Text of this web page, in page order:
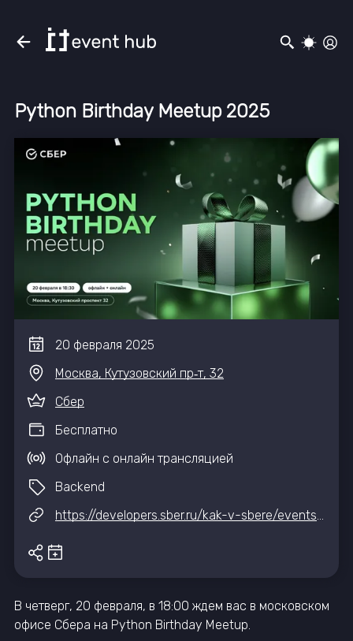
Python Birthday Meetup 2025
20 февраля 2025
Москва, Кутузовский пр‑т, 32
Сбер
Бесплатно
Офлайн с онлайн трансляцией
Backend
https://developers.sber.ru/kak-v-sbere/events/pythonmeetup
В четверг, 20 февраля, в 18:00 ждем вас в московском
офисе Сбера на Python Birthday Meetup.